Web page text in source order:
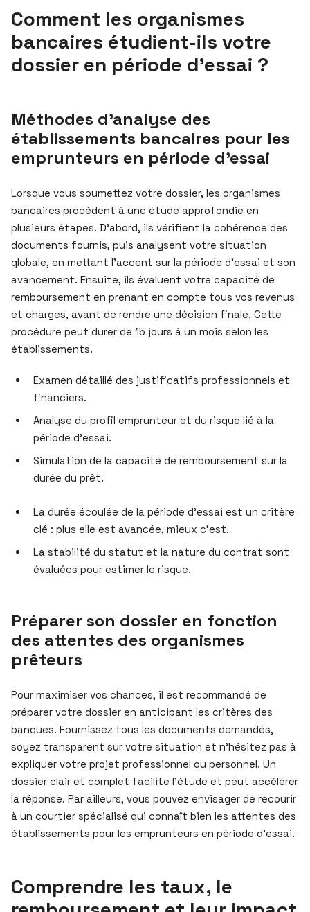
Comment les organismes
bancaires étudient-ils votre
dossier en période d’essai ?
Méthodes d’analyse des
établissements bancaires pour les
emprunteurs en période d’essai
Lorsque vous soumettez votre dossier, les organismes
bancaires procèdent à une étude approfondie en
plusieurs étapes. D’abord, ils vérifient la cohérence des
documents fournis, puis analysent votre situation
globale, en mettant l’accent sur la période d’essai et son
avancement. Ensuite, ils évaluent votre capacité de
remboursement en prenant en compte tous vos revenus
et charges, avant de rendre une décision finale. Cette
procédure peut durer de 15 jours à un mois selon les
établissements.
Examen détaillé des justificatifs professionnels et
financiers.
Analyse du profil emprunteur et du risque lié à la
période d’essai.
Simulation de la capacité de remboursement sur la
durée du prêt.
La durée écoulée de la période d’essai est un critère
clé : plus elle est avancée, mieux c’est.
La stabilité du statut et la nature du contrat sont
évaluées pour estimer le risque.
Préparer son dossier en fonction
des attentes des organismes
prêteurs
Pour maximiser vos chances, il est recommandé de
préparer votre dossier en anticipant les critères des
banques. Fournissez tous les documents demandés,
soyez transparent sur votre situation et n’hésitez pas à
expliquer votre projet professionnel ou personnel. Un
dossier clair et complet facilite l’étude et peut accélérer
la réponse. Par ailleurs, vous pouvez envisager de recourir
à un courtier spécialisé qui connaît bien les attentes des
établissements pour les emprunteurs en période d’essai.
Comprendre les taux, le